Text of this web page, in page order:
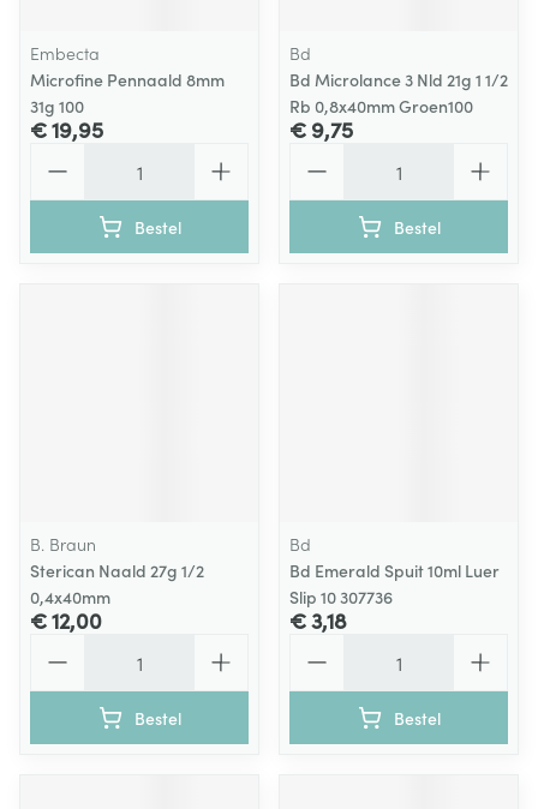
Embecta
Microfine Pennaald 8mm
31g 100
€ 19,95
Bestel
Bd
Bd Microlance 3 Nld 21g 1 1/2
Rb 0,8x40mm Groen100
€ 9,75
Bestel
B. Braun
Sterican Naald 27g 1/2
0,4x40mm
€ 12,00
Bestel
Bd
Bd Emerald Spuit 10ml Luer
Slip 10 307736
€ 3,18
Bestel